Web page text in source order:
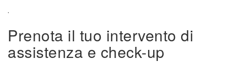
.
Prenota il tuo intervento di
assistenza e check-up